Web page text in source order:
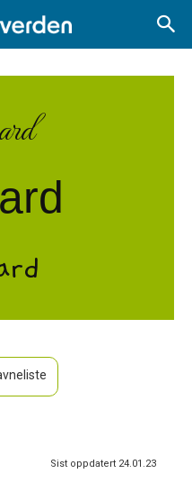
Sist oppdatert 24.01.23